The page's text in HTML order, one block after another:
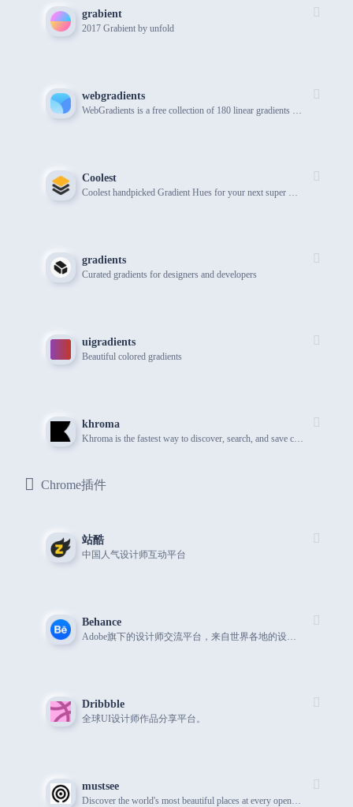
grabient
2017 Grabient by unfold
webgradients
WebGradients is a free collection of 180 linear gradients that you can use as content backdrops in any part of your website.
Coolest
Coolest handpicked Gradient Hues for your next super ⚡ amazing stuff
gradients
Curated gradients for designers and developers
uigradients
Beautiful colored gradients
khroma
Khroma is the fastest way to discover, search, and save color combos you'll want to use.
Chrome插件
站酷
中国人气设计师互动平台
Behance
Adobe旗下的设计师交流平台，来自世界各地的设计师在这里分享自己的作品。
Dribbble
全球UI设计师作品分享平台。
mustsee
Discover the world's most beautiful places at every opened tab.